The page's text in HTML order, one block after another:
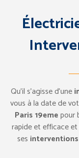
Qu’il s’agisse d’une
vous à la date de
Paris 19emepour
rapide et efficace
ses interventions